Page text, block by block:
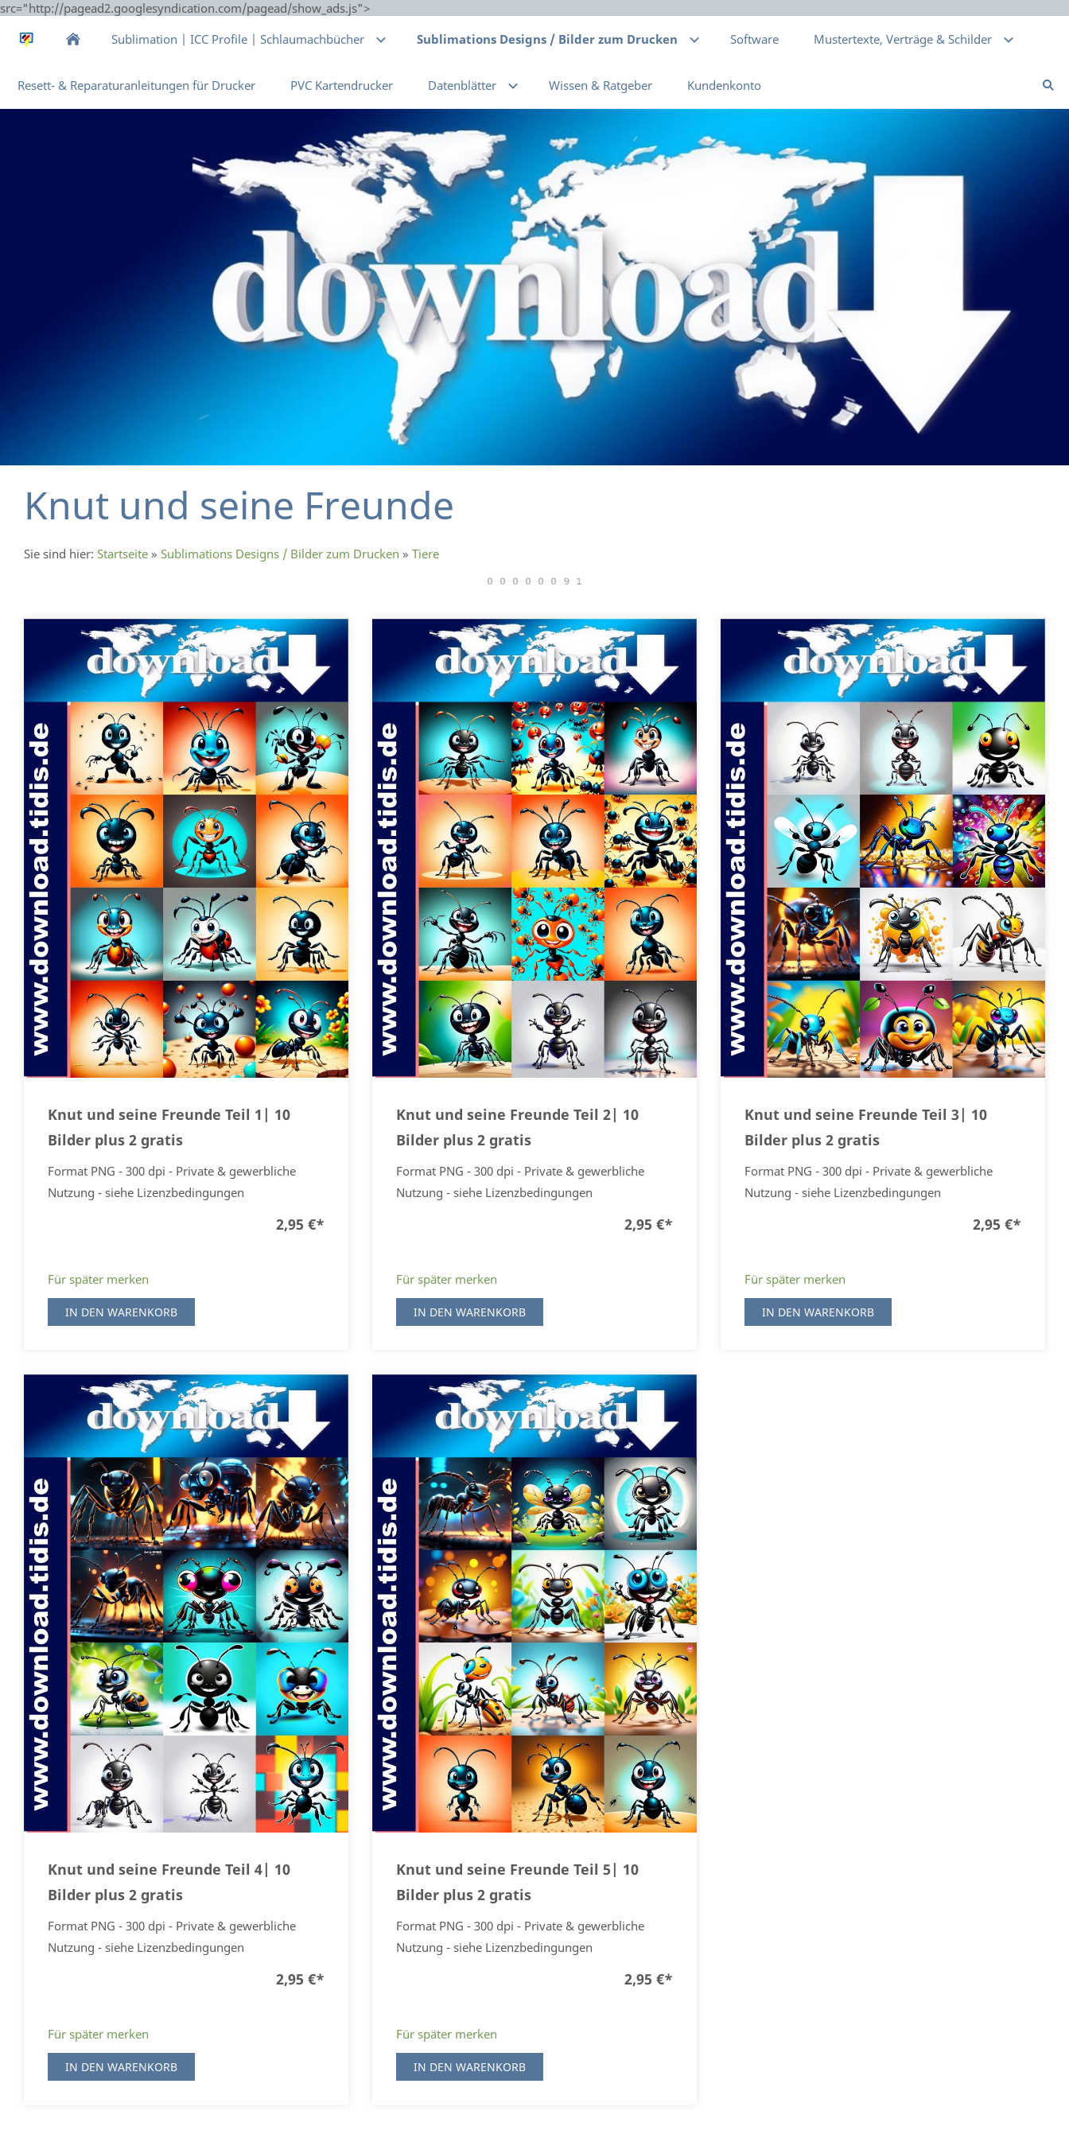
src="http://pagead2.googlesyndication.com/pagead/show_ads.js">
Sublimation | ICC Profile | Schlaumachbücher
Sublimations Designs / Bilder zum Drucken Software Mustertexte, Verträge & Schilder
Resett- & Reparaturanleitungen für Drucker PVC Kartendrucker Datenblätter Wissen & Ratgeber Kundenkonto
Knut und seine Freunde
Sie sind hier: Startseite » Sublimations Designs / Bilder zum Drucken » Tiere
Knut und seine Freunde Teil 1| 10
Bilder plus 2 gratis
Format PNG - 300 dpi - Private & gewerbliche
Nutzung - siehe Lizenzbedingungen
2,95 €*
Für später merken
IN DEN WARENKORB
Knut und seine Freunde Teil 2| 10
Bilder plus 2 gratis
Format PNG - 300 dpi - Private & gewerbliche
Nutzung - siehe Lizenzbedingungen
2,95 €*
Für später merken
IN DEN WARENKORB
Knut und seine Freunde Teil 3| 10
Bilder plus 2 gratis
Format PNG - 300 dpi - Private & gewerbliche
Nutzung - siehe Lizenzbedingungen
2,95 €*
Für später merken
IN DEN WARENKORB
Knut und seine Freunde Teil 4| 10
Bilder plus 2 gratis
Format PNG - 300 dpi - Private & gewerbliche
Nutzung - siehe Lizenzbedingungen
2,95 €*
Für später merken
IN DEN WARENKORB
Knut und seine Freunde Teil 5| 10
Bilder plus 2 gratis
Format PNG - 300 dpi - Private & gewerbliche
Nutzung - siehe Lizenzbedingungen
2,95 €*
Für später merken
IN DEN WARENKORB